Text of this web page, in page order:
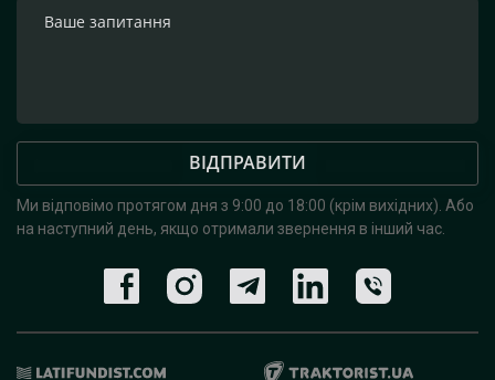
ВІДПРАВИТИ
Ми відповімо протягом дня з 9:00 до 18:00 (крім вихідних). Або
на наступний день, якщо отримали звернення в інший час.